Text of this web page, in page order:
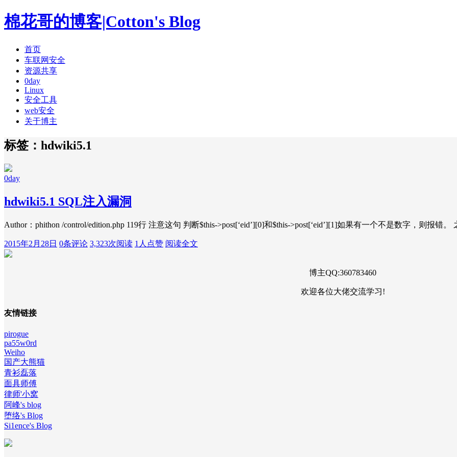
棉花哥的博客|Cotton's Blog
首页
车联网安全
资源共享
0day
Linux
安全工具
web安全
关于博主
标签：hdwiki5.1
0day
hdwiki5.1 SQL注入漏洞
Author：phithon /control/edition.php 119行 注意这句 判断$this->post[‘eid’][0]和$this->post[‘eid’][1]如果有一个不是数字，则报错
2015年2月28日 0条评论 3,323次阅读 1人点赞 阅读全文
博主QQ:360783460
欢迎各位大佬交流学习!
友情链接
pirogue
pa55w0rd
Weiho
国产大熊猫
青衫磊落
面具师傅
律师'小窝
阿峰's blog
堕络's Blog
Si1ence's Blog